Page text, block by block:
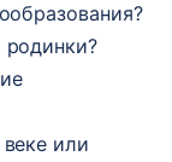
или